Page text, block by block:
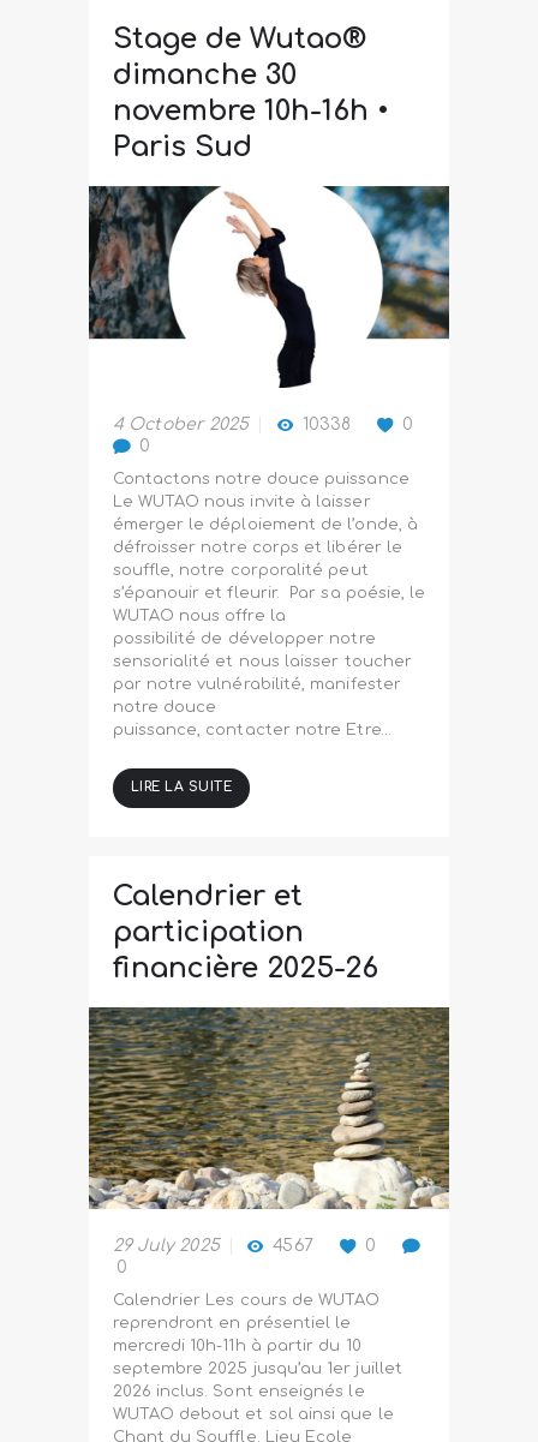
Stage de Wutao®
dimanche 30
novembre 10h-16h •
Paris Sud
4 October 2025 10338
0
0
Contactons notre douce puissance
Le WUTAO nous invite à laisser
émerger le déploiement de l’onde, à
défroisser notre corps et libérer le
souffle, notre corporalité peut
s’épanouir et fleurir. Par sa poésie, le
WUTAO nous offre la
possibilité de développer notre
sensorialité et nous laisser toucher
par notre vulnérabilité, manifester
notre douce
puissance, contacter notre Etre…
LIRE LA SUITE
Calendrier et
participation
financière 2025-26
29 July 2025 4567
0
0
Calendrier Les cours de WUTAO
reprendront en présentiel le
mercredi 10h-11h à partir du 10
septembre 2025 jusqu’au 1er juillet
2026 inclus. Sont enseignés le
WUTAO debout et sol ainsi que le
Chant du Souffle. Lieu Ecole